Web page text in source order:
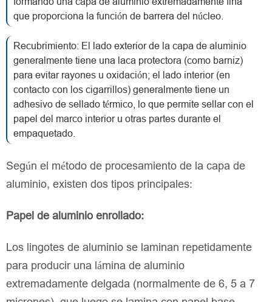
que proporciona la función de barrera del núcleo.
Recubrimiento: El lado exterior de la capa de aluminio
generalmente tiene una laca protectora (como barniz)
para evitar rayones u oxidación; el lado interior (en
contacto con los cigarrillos) generalmente tiene un
adhesivo de sellado térmico, lo que permite sellar con el
papel del marco interior u otras partes durante el
empaquetado.
Según el método de procesamiento de la capa de
aluminio, existen dos tipos principales:
Papel de aluminio enrollado:
Los lingotes de aluminio se laminan repetidamente
para producir una lámina de aluminio
extremadamente delgada (normalmente de 6, 5 a 7